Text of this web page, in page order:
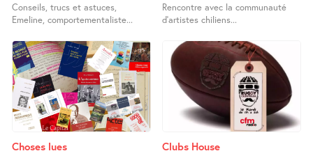
Conseils, trucs et astuces,
Emeline, comportementaliste...
Rencontre avec la communauté
d’artistes chiliens...
Choses lues Clubs House